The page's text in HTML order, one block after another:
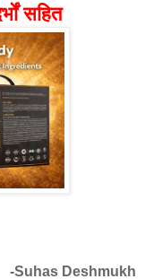
सहित
-Suhas Deshmukh